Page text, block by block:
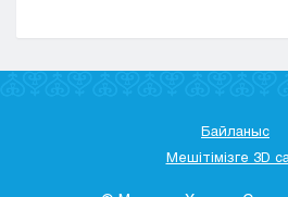
Байланыс
Мешітімізге 3D